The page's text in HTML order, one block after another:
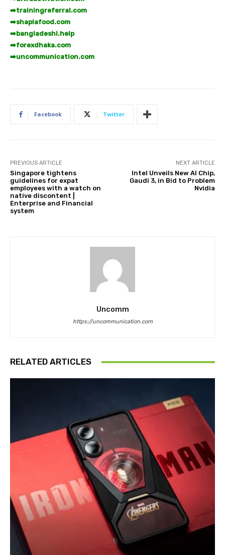
➡️trainingreferral.com
➡️shaplafood.com
➡️bangladeshi.help
➡️forexdhaka.com
➡️uncommunication.com
Facebook Twitter
PREVIOUS ARTICLE
Singapore tightens
guidelines for expat
employees with a watch on
native discontent |
Enterprise and Financial
system
NEXT ARTICLE
Intel Unveils New AI Chip,
Gaudi 3, in Bid to Problem
Nvidia
Uncomm
https://uncommunication.com
RELATED ARTICLES